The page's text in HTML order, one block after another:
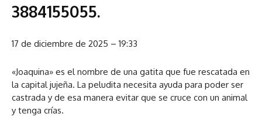
3884155055.
17 de diciembre de 2025 – 19:33
«Joaquina» es el nombre de una gatita que fue rescatada en
la capital jujeña. La peludita necesita ayuda para poder ser
castrada y de esa manera evitar que se cruce con un animal
y tenga crías.